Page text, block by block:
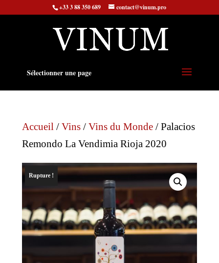
+33 3 88 350 689 contact@vinum.pro
Sélectionner une page
Accueil/ Vins/ Vins du Monde/ Palacios
Remondo La Vendimia Rioja 2020
Rupture !